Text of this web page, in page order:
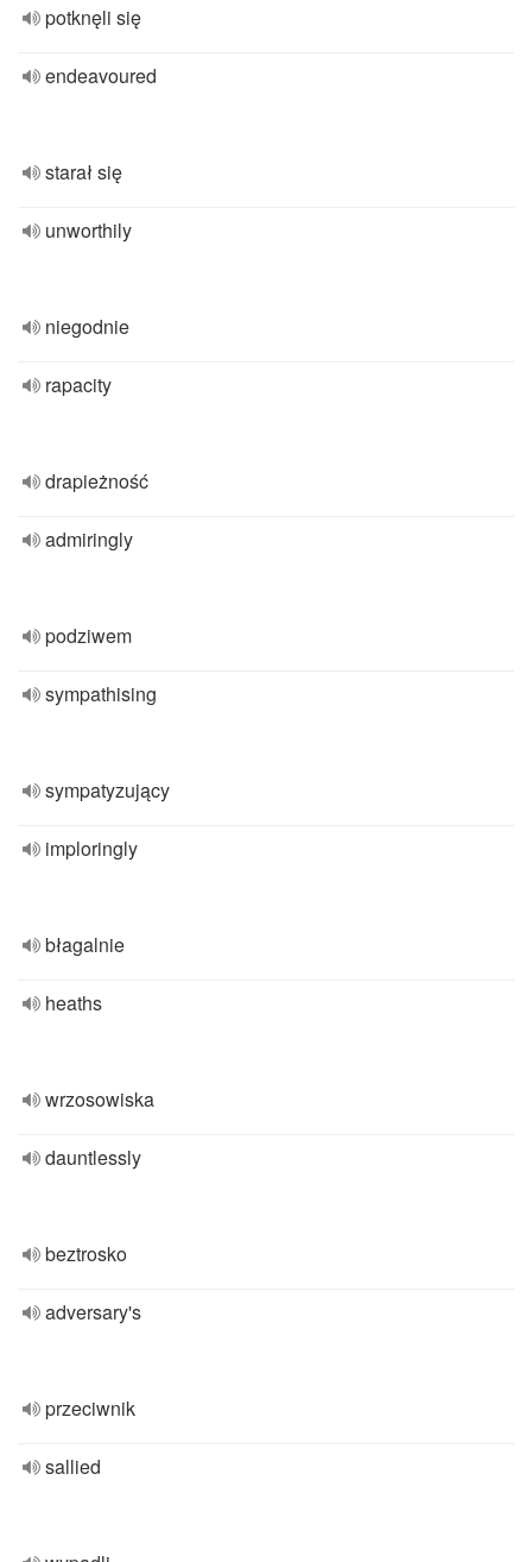
potknęli się
endeavoured
starał się
unworthily
niegodnie
rapacity
drapieżność
admiringly
podziwem
sympathising
sympatyzujący
imploringly
błagalnie
heaths
wrzosowiska
dauntlessly
beztrosko
adversary's
przeciwnik
sallied